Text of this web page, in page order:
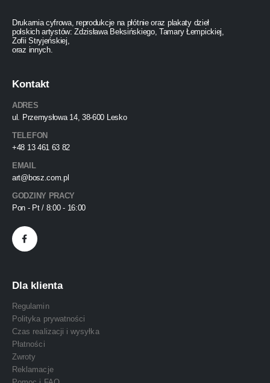
Drukarnia cyfrowa, reprodukcje na płótnie oraz plakaty dzieł
polskich artystów: Zdzisława Beksińskiego, Tamary Łempickiej,
Zofii Stryjeńskiej,
oraz innych.
Kontakt
ADRES
ul. Przemysłowa 14, 38-600 Lesko
TELEFON
+48 13 461 63 82
EMAIL
art@bosz.com.pl
GODZINY PRACY
Pon - Pt / 8:00 - 16:00
Dla klienta
Regulamin
Polityka prywatności
Czas realizacji i wysyłka
Płatności
Zwroty
Reklamacje